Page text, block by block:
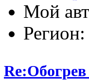
Мой
Re:Обогрев